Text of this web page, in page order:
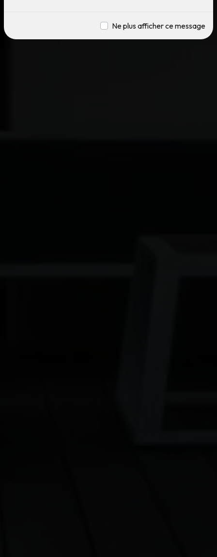
Ne plus afficher ce message